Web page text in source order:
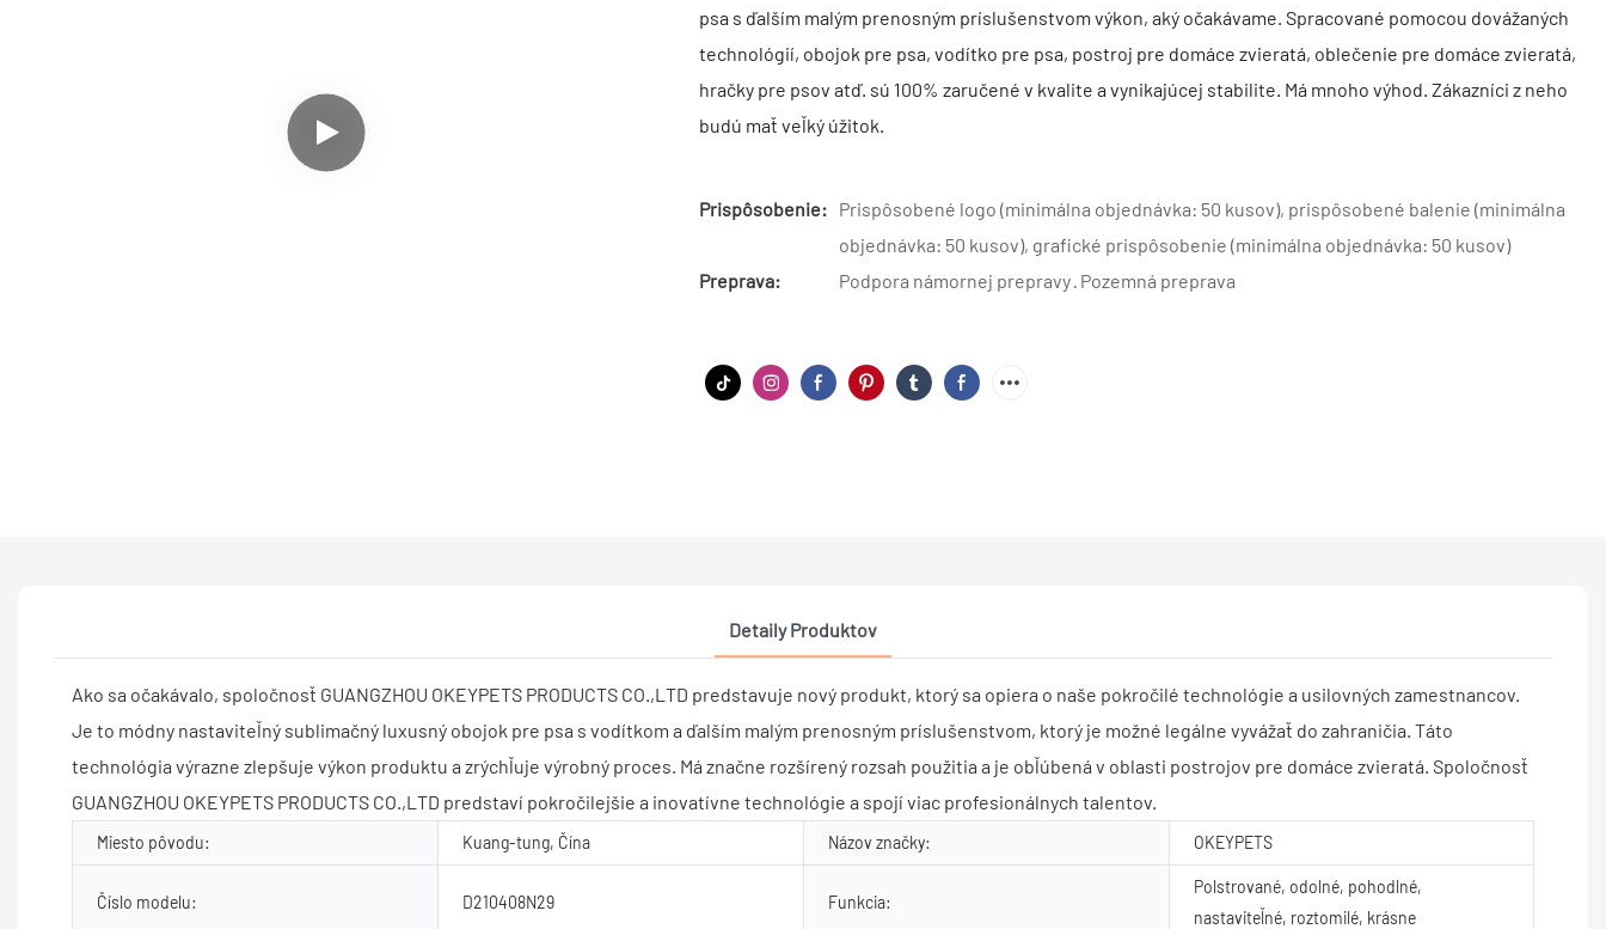
psa s ďalším malým prenosným príslušenstvom výkon, aký očakávame. Spracované pomocou dovážaných
technológií, obojok pre psa, vodítko pre psa, postroj pre domáce zvieratá, oblečenie pre domáce zvieratá,
hračky pre psov atď. sú 100% zaručené v kvalite a vynikajúcej stabilite. Má mnoho výhod. Zákazníci z neho
budú mať veľký úžitok.
Prispôsobenie: Prispôsobené logo (minimálna objednávka: 50 kusov), prispôsobené balenie (minimálna
objednávka: 50 kusov), grafické prispôsobenie (minimálna objednávka: 50 kusov)
Preprava:
Podpora námornej prepravy · Pozemná preprava
Detaily Produktov
Ako sa očakávalo, spoločnosť GUANGZHOU OKEYPETS PRODUCTS CO.,LTD predstavuje nový produkt, ktorý sa opiera o naše pokročilé technológie a usilovných zamestnancov.
Je to módny nastaviteľný sublimačný luxusný obojok pre psa s vodítkom a ďalším malým prenosným príslušenstvom, ktorý je možné legálne vyvážať do zahraničia. Táto
technológia výrazne zlepšuje výkon produktu a zrýchľuje výrobný proces. Má značne rozšírený rozsah použitia a je obľúbená v oblasti postrojov pre domáce zvieratá. Spoločnosť
GUANGZHOU OKEYPETS PRODUCTS CO.,LTD predstaví pokročilejšie a inovatívne technológie a spojí viac profesionálnych talentov.
Miesto pôvodu: Kuang-tung, Čína Názov značky: OKEYPETS
Číslo modelu: D210408N29 Funkcia:
Polstrované, odolné, pohodlné,
nastaviteľné, roztomilé, krásne